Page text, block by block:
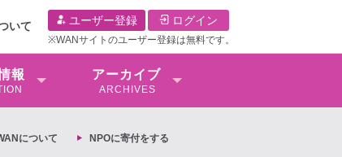
いて ユーザー登録 ログイン
※WANサイトのユーザー登録は無料です。
報 アーカイブ
ARCHIVES
について NPOに寄付をする